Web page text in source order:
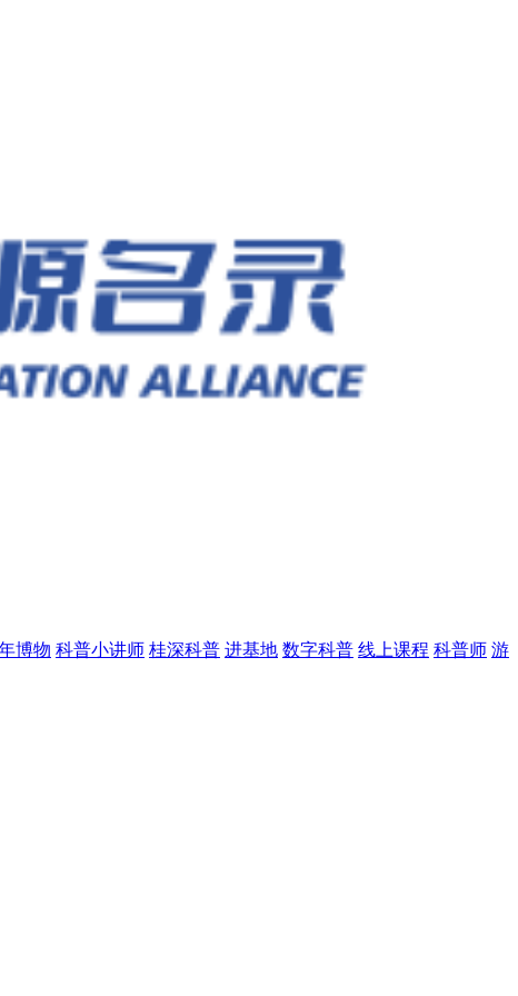
博物 科普小讲师 桂深科普 进基地 数字科普 线上课程 科普师 游